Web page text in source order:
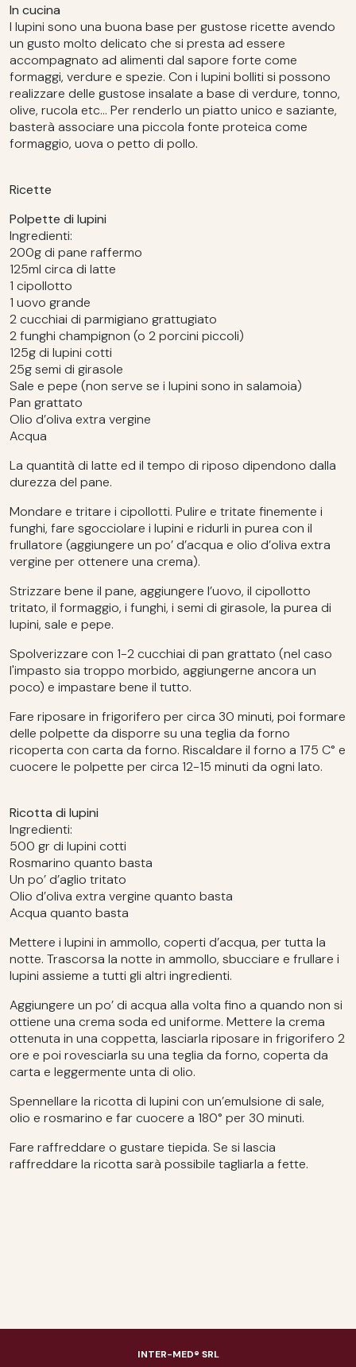
In cucina
I lupini sono una buona base per gustose ricette avendo
un gusto molto delicato che si presta ad essere
accompagnato ad alimenti dal sapore forte come
formaggi, verdure e spezie. Con i lupini bolliti si possono
realizzare delle gustose insalate a base di verdure, tonno,
olive, rucola etc... Per renderlo un piatto unico e saziante,
basterà associare una piccola fonte proteica come
formaggio, uova o petto di pollo.
Ricette
Polpette di lupini
Ingredienti:
200g di pane raffermo
125ml circa di latte
1 cipollotto
1 uovo grande
2 cucchiai di parmigiano grattugiato
2 funghi champignon (o 2 porcini piccoli)
125g di lupini cotti
25g semi di girasole
Sale e pepe (non serve se i lupini sono in salamoia)
Pan grattato
Olio d’oliva extra vergine
Acqua
La quantità di latte ed il tempo di riposo dipendono dalla
durezza del pane.
Mondare e tritare i cipollotti. Pulire e tritate finemente i
funghi, fare sgocciolare i lupini e ridurli in purea con il
frullatore (aggiungere un po’ d’acqua e olio d’oliva extra
vergine per ottenere una crema).
Strizzare bene il pane, aggiungere l’uovo, il cipollotto
tritato, il formaggio, i funghi, i semi di girasole, la purea di
lupini, sale e pepe.
Spolverizzare con 1-2 cucchiai di pan grattato (nel caso
l'impasto sia troppo morbido, aggiungerne ancora un
poco) e impastare bene il tutto.
Fare riposare in frigorifero per circa 30 minuti, poi formare
delle polpette da disporre su una teglia da forno
ricoperta con carta da forno. Riscaldare il forno a 175 C° e
cuocere le polpette per circa 12-15 minuti da ogni lato.
Ricotta di lupini
Ingredienti:
500 gr di lupini cotti
Rosmarino quanto basta
Un po’ d’aglio tritato
Olio d’oliva extra vergine quanto basta
Acqua quanto basta
Mettere i lupini in ammollo, coperti d’acqua, per tutta la
notte. Trascorsa la notte in ammollo, sbucciare e frullare i
lupini assieme a tutti gli altri ingredienti.
Aggiungere un po’ di acqua alla volta fino a quando non si
ottiene una crema soda ed uniforme. Mettere la crema
ottenuta in una coppetta, lasciarla riposare in frigorifero 2
ore e poi rovesciarla su una teglia da forno, coperta da
carta e leggermente unta di olio.
Spennellare la ricotta di lupini con un’emulsione di sale,
olio e rosmarino e far cuocere a 180° per 30 minuti.
Fare raffreddare o gustare tiepida. Se si lascia
raffreddare la ricotta sarà possibile tagliarla a fette.
INTER-MED® SRL